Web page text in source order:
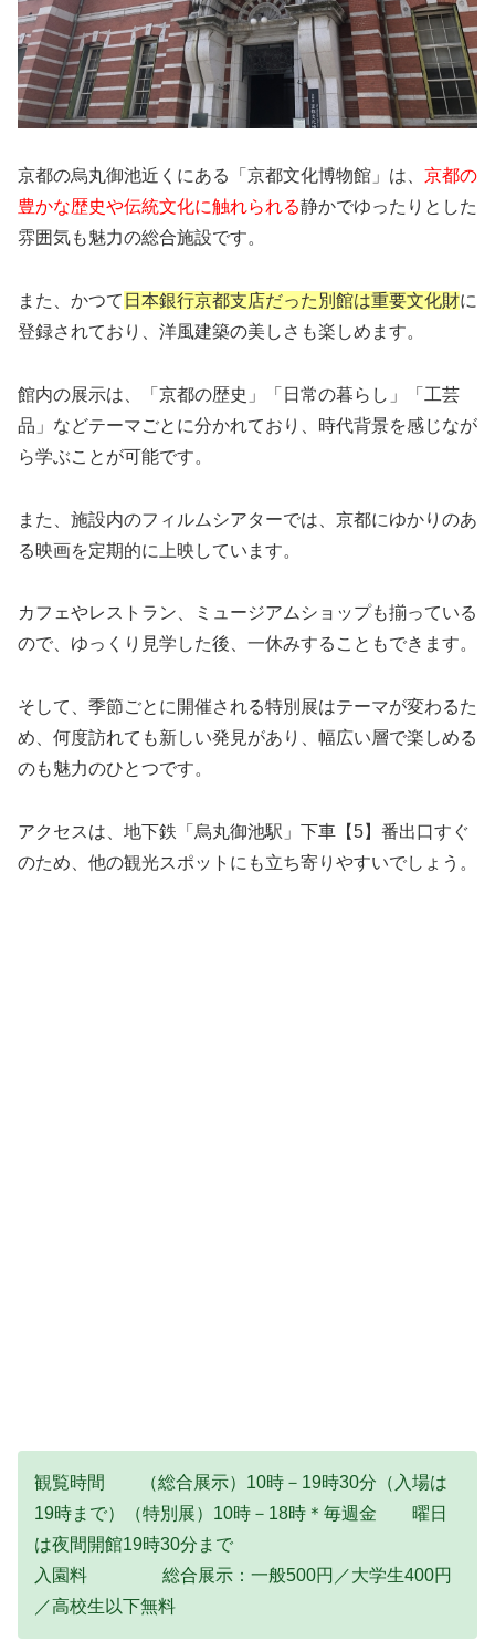
京都の烏丸御池近くにある「京都文化博物館」は、 京都の
豊かな歴史や伝統文化に触れられる静かでゆったりとした
雰囲気も魅力の総合施設です。
また、かつて 日本銀行京都支店だった別館は重要文化財に
登録されており、洋風建築の美しさも楽しめます。
館内の展示は、「京都の歴史」「日常の暮らし」「工芸
品」などテーマごとに分かれており、時代背景を感じなが
ら学ぶことが可能です。
また、施設内のフィルムシアターでは、京都にゆかりのあ
る映画を定期的に上映しています。
カフェやレストラン、ミュージアムショップも揃っている
ので、ゆっくり見学した後、一休みすることもできます。
そして、季節ごとに開催される特別展はテーマが変わるた
め、何度訪れても新しい発見があり、幅広い層で楽しめる
のも魅力のひとつです。
アクセスは、地下鉄「烏丸御池駅」下車【5】番出口すぐ
のため、他の観光スポットにも立ち寄りやすいでしょう。
観覧時間 （総合展示）10時－19時30分（入場は
19時まで）（特別展）10時－18時＊毎週金 曜日
は夜間開館19時30分まで
入園料 総合展示：一般500円／大学生400円
／高校生以下無料